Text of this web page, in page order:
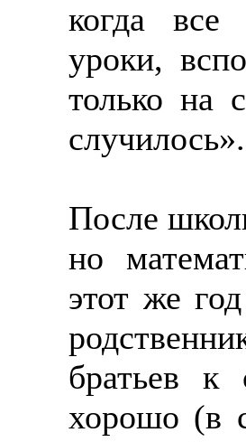
когда все
уроки,
только на
случилось».
После
но
этот же
братьев к
хорошо (в